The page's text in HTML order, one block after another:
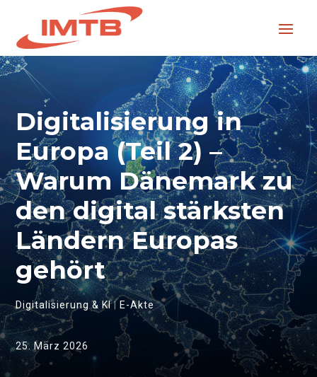
Digitalisierung in
Europa (Teil 2) –
Warum Dänemark zu
den digital stärksten
Ländern Europas
gehört
Digitalisierung & KI| E-Akte
25. März 2026